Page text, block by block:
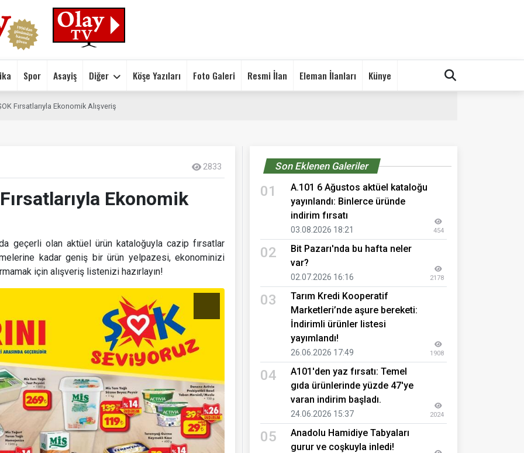
Spor Asayiş Diğer Köşe Yazıları Foto Galeri Resmi İlan Eleman İlanları Künye
Fırsatlarıyla Ekonomik Alışveriş
2833
Ekonomik
geçerli olan aktüel ürün kataloğuyla cazip fırsatlar
kadar geniş bir ürün yelpazesi, ekonominizi
için alışveriş listenizi hazırlayın!
Son Eklenen Galeriler
01
A.101 6 Ağustos aktüel kataloğu
yayınlandı: Binlerce üründe
indirim fırsatı
03.08.2026 18:21 454
02
Bit Pazarı'nda bu hafta neler
var?
02.07.2026 16:16 2178
03
Tarım Kredi Kooperatif
Marketleri’nde aşure bereketi:
İndirimli ürünler listesi
yayımlandı!
26.06.2026 17:49 1908
04
A101'den yaz fırsatı: Temel
gıda ürünlerinde yüzde 47'ye
varan indirim başladı.
24.06.2026 15:37 2024
05
Anadolu Hamidiye Tabyaları
gurur ve coşkuyla inledi!